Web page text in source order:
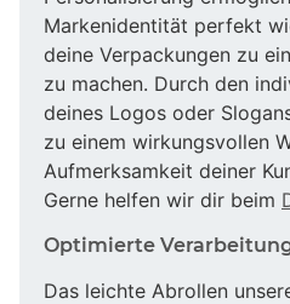
Markenidentität perfekt
deine Verpackungen zu
zu machen. Durch den
deines Logos oder
zu einem wirkungsvollen
Aufmerksamkeit deiner
Gerne helfen wir dir beim
Optimierte
Das leichte Abrollen